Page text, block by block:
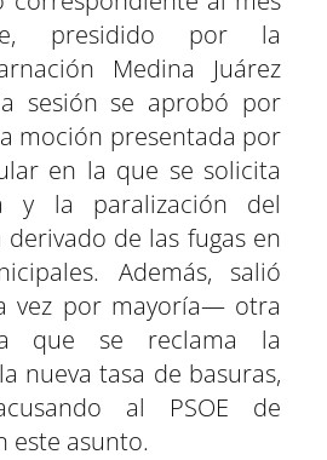
n
r
e
n n
presidido por la
Medina Juárez
sesión se aprobó por
moción presentada por
en la que se solicita
y la paralización del
de las fugas en
Además, salió
vez por mayoría— otra
que se reclama la
nueva tasa de basuras,
al PSOE de
este asunto.